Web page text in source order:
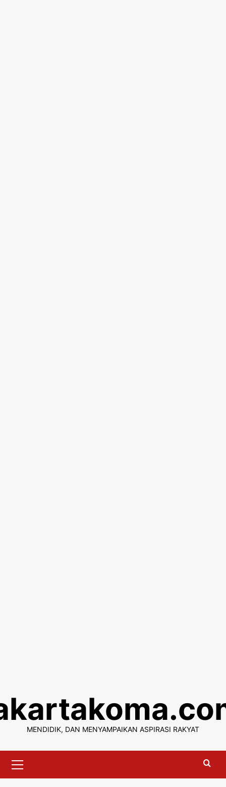
content
MENDIDIK, DAN MENYAMPAIKAN ASPIRASI RAKYAT
Menu